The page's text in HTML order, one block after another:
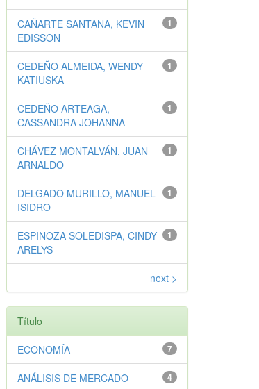
1
CAÑARTE SANTANA, KEVIN
EDISSON
1
CEDEÑO ALMEIDA, WENDY
KATIUSKA
1
CEDEÑO ARTEAGA,
CASSANDRA JOHANNA
1
CHÁVEZ MONTALVÁN, JUAN
ARNALDO
1
DELGADO MURILLO, MANUEL
ISIDRO
1
ESPINOZA SOLEDISPA, CINDY
ARELYS
next >
Título
7
ECONOMÍA
4
ANÁLISIS DE MERCADO